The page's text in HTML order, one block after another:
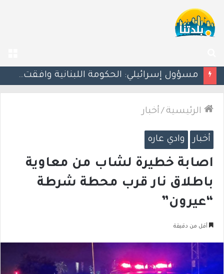
عن
بزشكيان يلوّح بالاستقالة للضغط نحو اتفاق مع واشنطن
الرئيسية / أخبار
أخبار وادي عاره
اصابة خطيرة لشاب من معاوية
باطلاق نار قرب محطة شرطة
“عيرون”
أقل من دقيقة